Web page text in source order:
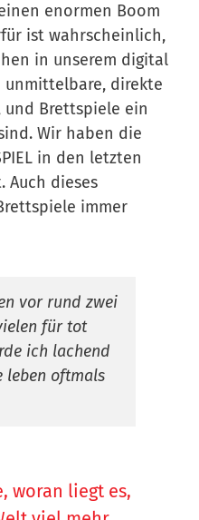
enormen Boom
ist wahrscheinlich,
in unserem digital
unmittelbare, direkte
und Brettspiele ein
Wir haben die
in den letzten
Auch dieses
immer
vor rund zwei
für tot
ich lachend
leben oftmals
woran liegt es,